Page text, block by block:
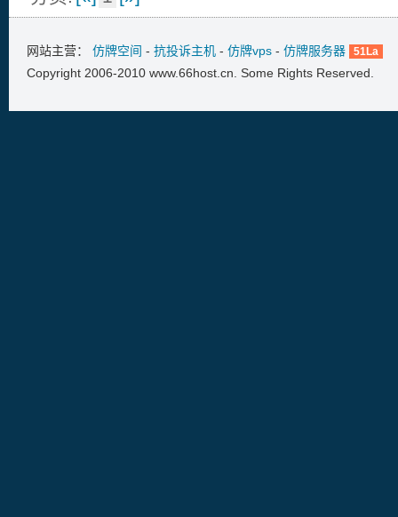
网站主营： 仿牌空间 - 抗投诉主机 - 仿牌vps - 仿牌服务器 51La
Copyright 2006-2010 www.66host.cn. Some Rights Reserved.